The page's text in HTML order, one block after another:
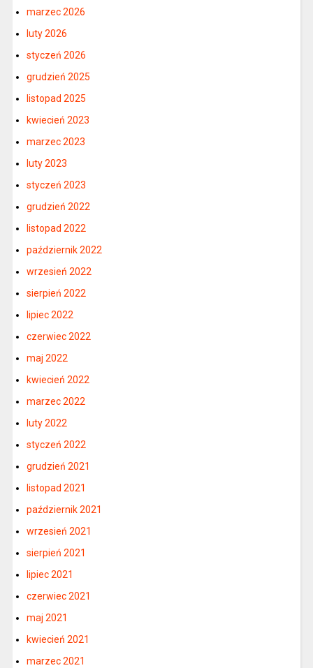
marzec 2026
luty 2026
styczeń 2026
grudzień 2025
listopad 2025
kwiecień 2023
marzec 2023
luty 2023
styczeń 2023
grudzień 2022
listopad 2022
październik 2022
wrzesień 2022
sierpień 2022
lipiec 2022
czerwiec 2022
maj 2022
kwiecień 2022
marzec 2022
luty 2022
styczeń 2022
grudzień 2021
listopad 2021
październik 2021
wrzesień 2021
sierpień 2021
lipiec 2021
czerwiec 2021
maj 2021
kwiecień 2021
marzec 2021